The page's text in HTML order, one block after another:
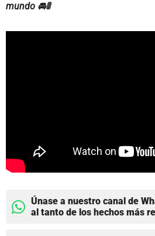
mundo 🚘🚦
Únase a nuestro canal de
al tanto de los hechos más